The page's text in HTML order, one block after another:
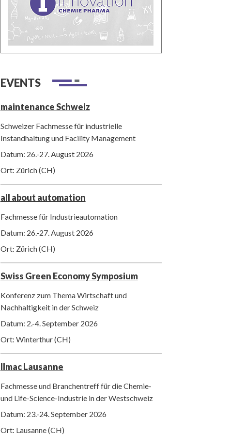
EVENTS
maintenance Schweiz
Schweizer Fachmesse für industrielle
Instandhaltung und Facility Management
Datum: 26.-27. August 2026
Ort: Zürich (CH)
all about automation
Fachmesse für Industrieautomation
Datum: 26.-27. August 2026
Ort: Zürich (CH)
Swiss Green Economy Symposium
Konferenz zum Thema Wirtschaft und
Nachhaltigkeit in der Schweiz
Datum: 2.-4. September 2026
Ort: Winterthur (CH)
Ilmac Lausanne
Fachmesse und Branchentreff für die Chemie-
und Life-Science-Industrie in der Westschweiz
Datum: 23.-24. September 2026
Ort: Lausanne (CH)